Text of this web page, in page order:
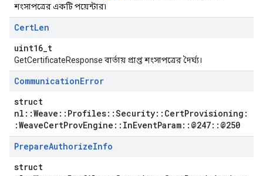
শংসাপত্রের একটি পয়েন্টার৷
CertLen
uint16_t
GetCertificateResponse বার্তায় প্রাপ্ত শংসাপত্রের দৈর্ঘ্য।
CommunicationError
struct
nl::Weave::Profiles::Security::CertProvisioning:
:WeaveCertProvEngine::InEventParam::@247::@250
PrepareAuthorizeInfo
struct